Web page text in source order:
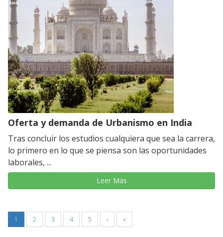
Oferta y demanda de Urbanismo en India
Tras concluir los estudios cualquiera que sea la carrera,
lo primero en lo que se piensa son las oportunidades
laborales, ...
Leer Más
1 2 3 4 5 › »